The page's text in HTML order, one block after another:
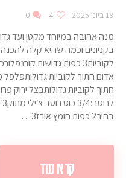
19 ביוני 2025 4
0
מנה אהובה במיוחד מקטן ועד
לקוביות3 כפות גדושות
אדום חתוך לקוביות גדולותפלפל
חתוך לקוביות גדולותבצל ירוק
בהיר2 כפות חומץ אורז3…
קרא עוד